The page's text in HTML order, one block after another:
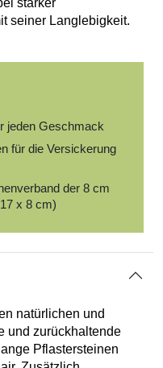
seiner Langlebigkeit.
jeden Geschmack
für die Versickerung
der 8 cm
x 8 cm)
natürlichen und
und zurückhaltende
Pflastersteinen